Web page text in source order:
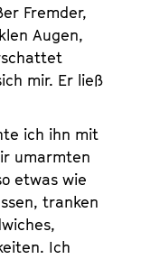
Fremder,
Augen,
mir. Er ließ
ich ihn mit
umarmten
etwas wie
tranken
Ich